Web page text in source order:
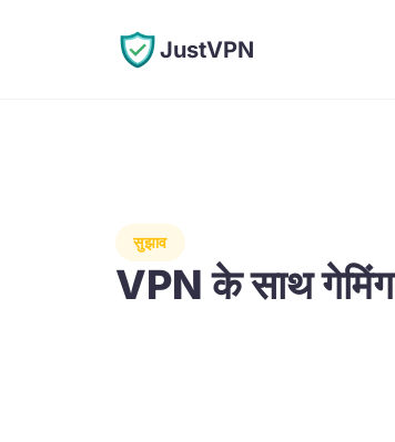
JustVPN
सुझाव
VPN के साथ गेमिंग